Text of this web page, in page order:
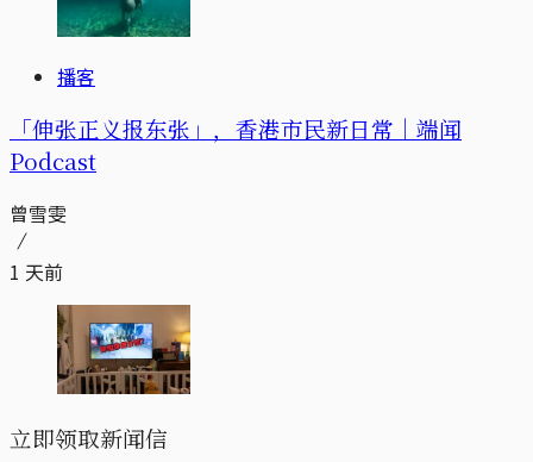
播客
「伸张正义报东张」，香港市民新日常｜端闻
Podcast
曾雪雯
1 天前
立即领取新闻信